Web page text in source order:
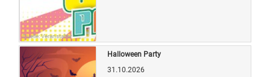
Quelle: Veranstalter
Halloween Party
31.10.2026